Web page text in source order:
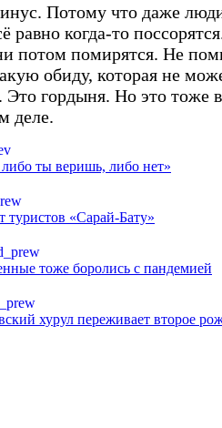
Потому что даже
равно когда-то
потом помирятся. Не
обиду, которая не
Это гордыня. Но это тоже
деле.
ты веришь, либо нет»
«Сарай-Бату»
тоже боролись с пандемией
хурул переживает второе